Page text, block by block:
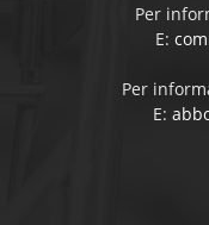
Per
E:
Per
E: